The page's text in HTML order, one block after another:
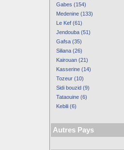
Gabes (154)
Medenine (133)
Le Kef (61)
Jendouba (51)
Gafsa (35)
Siliana (26)
Kairouan (21)
Kasserine (14)
Tozeur (10)
Sidi bouzid (9)
Tataouine (6)
Kebili (6)
Autres Pays